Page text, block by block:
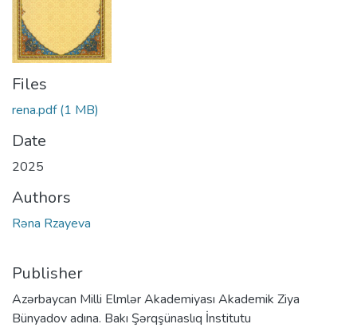
Files
rena.pdf(1 MB)
Date
2025
Authors
Rəna Rzayeva
Publisher
Azərbaycan Milli Elmlər Akademiyası Akademik Ziya
Bünyadov adına. Bakı Şərqşünaslıq İnstitutu